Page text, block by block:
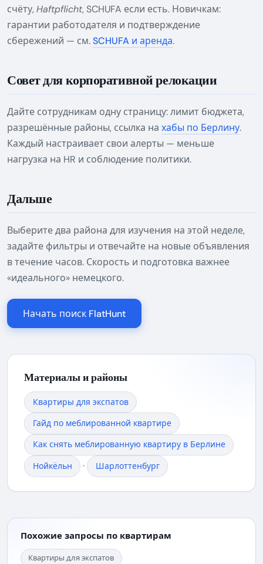
счёту, Haftpflicht, SCHUFA если есть. Новичкам:
гарантии работодателя и подтверждение
сбережений — см.SCHUFA и аренда.
Совет для корпоративной релокации
Дайте сотрудникам одну страницу: лимит бюджета,
разрешённые районы, ссылка на хабы по Берлину.
Каждый настраивает свои алерты — меньше
нагрузка на HR и соблюдение политики.
Дальше
Выберите два района для изучения на этой неделе,
задайте фильтры и отвечайте на новые объявления
в течение часов. Скорость и подготовка важнее
«идеального» немецкого.
Начать поиск FlatHunt
Материалы и районы
Квартиры для экспатов
Гайд по меблированной квартире
Как снять меблированную квартиру в Берлине
Нойкёльн · Шарлоттенбург
Похожие запросы по квартирам
Квартиры для экспатов